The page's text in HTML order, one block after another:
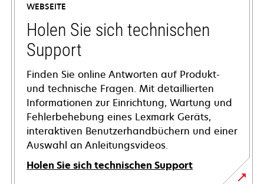
WEBSEITE
Holen Sie sich technischen
Support
Finden Sie online Antworten auf Produkt-
und technische Fragen. Mit detaillierten
Informationen zur Einrichtung, Wartung und
Fehlerbehebung eines Lexmark Geräts,
interaktiven Benutzerhandbüchern und einer
Auswahl an Anleitungsvideos.
Holen Sie sich technischen Support